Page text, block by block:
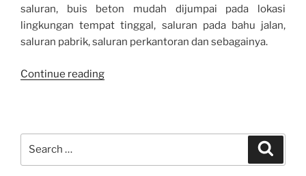
saluran, buis beton mudah dijumpai pada lokasi
lingkungan tempat tinggal, saluran pada bahu jalan,
saluran pabrik, saluran perkantoran dan sebagainya.
Continue reading“BUIS